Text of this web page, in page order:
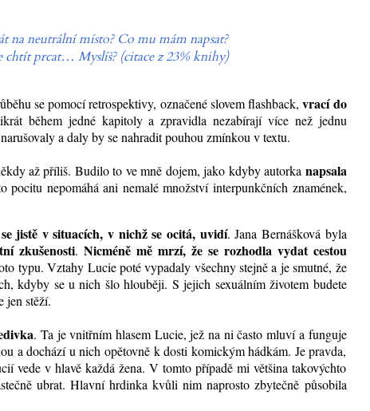
neutrální místo? Co mu mám napsat?
prcat… Myslíš? (citace z 23% knihy)
se pomocí retrospektivy, označené slovem flashback,vrací do
během jedné kapitoly a zpravidla nezabírají více než jednu
a daly by se nahradit pouhou zmínkou v textu.
až příliš. Budilo to ve mně dojem, jako kdyby autorka napsala
pocitu nepomáhá ani nemalé množství interpunkčních znamének,
jistě v situacích, v nichž se ocitá, uvidí. Jana Bernášková byla
zkušenosti.Nicméně mě mrzí, že se rozhodla vydat cestou
typu. Vztahy Lucie poté vypadaly všechny stejně a je smutné, že
kdyby se u nich šlo hlouběji. S jejich sexuálním životem budete
jen stěží.
. Ta je vnitřním hlasem Lucie, jež na ni často mluví a funguje
a dochází u nich opětovně k dosti komickým hádkám. Je pravda,
vede v hlavě každá žena. V tomto případě mi většina takovýchto
ubrat. Hlavní hrdinka kvůli nim naprosto zbytečně působila